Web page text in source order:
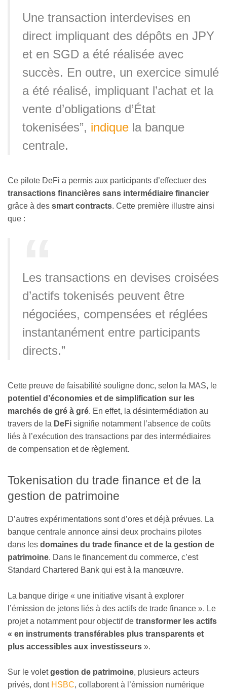
Une transaction interdevises en
direct impliquant des dépôts en JPY
et en SGD a été réalisée avec
succès. En outre, un exercice simulé
a été réalisé, impliquant l’achat et la
vente d’obligations d’État
tokenisées”, indique la banque
centrale.
Ce pilote DeFi a permis aux participants d’effectuer des
transactions financières sans intermédiaire financier
grâce à des smart contracts. Cette première illustre ainsi
que :
Les transactions en devises croisées
d’actifs tokenisés peuvent être
négociées, compensées et réglées
instantanément entre participants
directs.”
Cette preuve de faisabilité souligne donc, selon la MAS, le
potentiel d’économies et de simplification sur les
marchés de gré à gré. En effet, la désintermédiation au
travers de la DeFi signifie notamment l’absence de coûts
liés à l’exécution des transactions par des intermédiaires
de compensation et de règlement.
Tokenisation du trade finance et de la
gestion de patrimoine
D’autres expérimentations sont d’ores et déjà prévues. La
banque centrale annonce ainsi deux prochains pilotes
dans les domaines du trade finance et de la gestion de
patrimoine. Dans le financement du commerce, c’est
Standard Chartered Bank qui est à la manœuvre.
La banque dirige « une initiative visant à explorer
l’émission de jetons liés à des actifs de trade finance ». Le
projet a notamment pour objectif de transformer les actifs
« en instruments transférables plus transparents et
plus accessibles aux investisseurs ».
Sur le voletgestion de patrimoine, plusieurs acteurs
privés, dont HSBC, collaborent à l’émission numérique